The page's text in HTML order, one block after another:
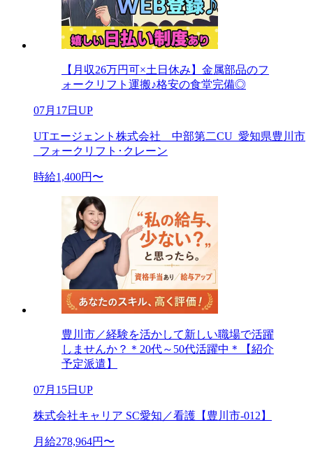
【月収26万円可×土日休み】金属部品のフ
ォークリフト運搬♪格安の食堂完備◎
07月17日UP
UTエージェント株式会社 中部第二CU_愛知県豊川市
_フォークリフト･クレーン
時給1,400円〜
豊川市／経験を活かして新しい職場で活躍
しませんか？＊20代～50代活躍中＊【紹介
予定派遣】
07月15日UP
株式会社キャリア SC愛知／看護【豊川市-012】
月給278,964円〜